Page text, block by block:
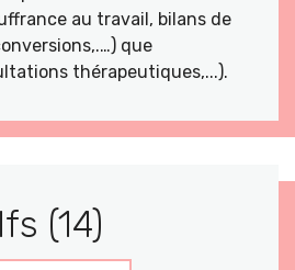
au travail, bilans de
que
thérapeutiques,...).
Ifs (14)